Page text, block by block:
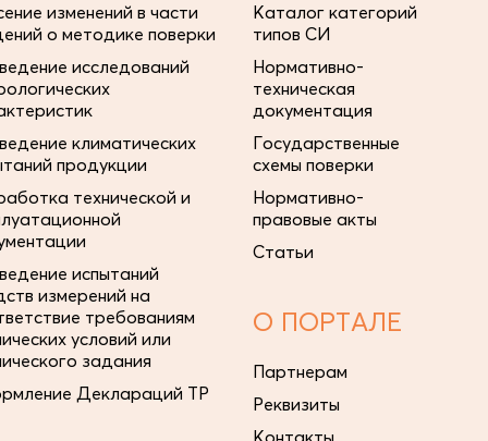
изменений в части
о методике поверки
исследований
климатических
продукции
технической и
испытаний
измерений на
требованиям
условий или
задания
Деклараций ТР
Каталог категорий
типов СИ
Нормативно-
техническая
документация
Государственные
схемы поверки
Нормативно-
правовые акты
Статьи
О ПОРТАЛЕ
Партнерам
Реквизиты
Контакты